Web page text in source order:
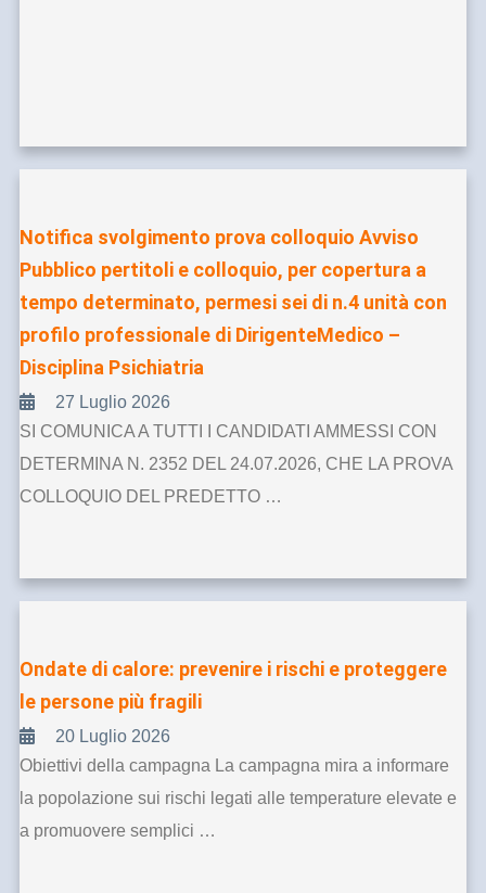
Notifica svolgimento prova colloquio Avviso
Pubblico pertitoli e colloquio, per copertura a
tempo determinato, permesi sei di n.4 unità con
profilo professionale di DirigenteMedico –
Disciplina Psichiatria
27 Luglio 2026
SI COMUNICA A TUTTI I CANDIDATI AMMESSI CON
DETERMINA N. 2352 DEL 24.07.2026, CHE LA PROVA
COLLOQUIO DEL PREDETTO …
Ondate di calore: prevenire i rischi e proteggere
le persone più fragili
20 Luglio 2026
Obiettivi della campagna La campagna mira a informare
la popolazione sui rischi legati alle temperature elevate e
a promuovere semplici …